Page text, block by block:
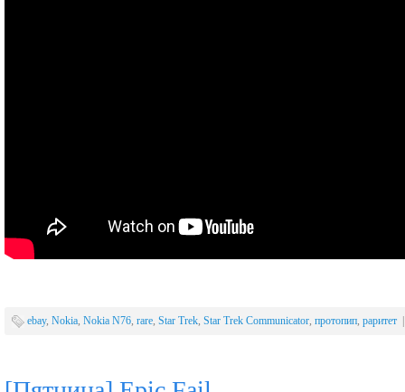
ebay, Nokia, Nokia N76, rare, Star Trek, Star Trek Communicator, протопип, раритет